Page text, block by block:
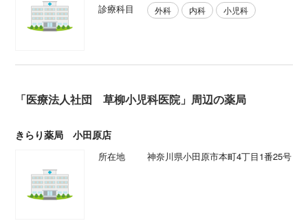
診療科目
外科 内科 小児科
「医療法人社団 草柳小児科医院」周辺の薬局
きらり薬局 小田原店
所在地 神奈川県小田原市本町4丁目1番25号